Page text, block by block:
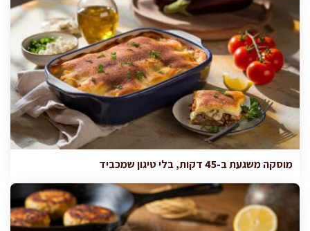
מוסקה משגעת ב-45 דקות, בלי טיגון שמכביד